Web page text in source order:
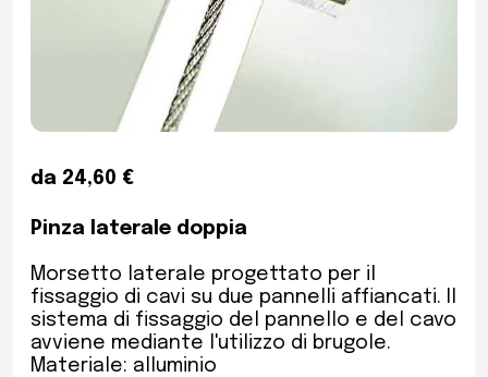
da 24,60 €
Pinza laterale doppia
Morsetto laterale progettato per il
fissaggio di cavi su due pannelli affiancati. Il
sistema di fissaggio del pannello e del cavo
avviene mediante l'utilizzo di brugole.
Materiale: alluminio